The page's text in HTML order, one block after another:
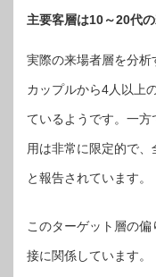
主要客層は10～20代
実際の来場者層を分析
カップルから4人以上
ているようです。一方
用は非常に限定的で
と報告されています。
このターゲット層の
接に関係しています